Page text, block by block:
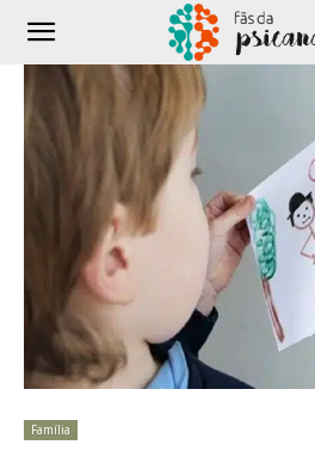
Família